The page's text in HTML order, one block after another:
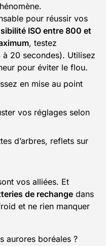
pour réussir vos
ISO entre 800 et
, testez
à 20 secondes). Utilisez
pour éviter le flou.
en mise au point
vos réglages selon
d’arbres, reflets sur
vos alliées. Et
de rechange dans
et ne rien manquer